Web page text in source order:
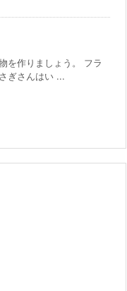
を作りましょう。 フラ
ぎさんはい ...